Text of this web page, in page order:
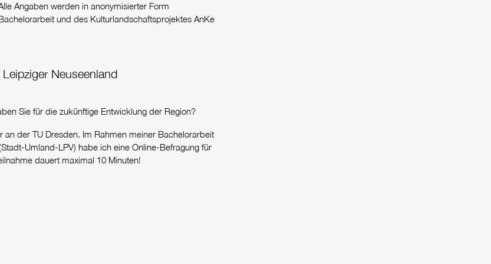
Angaben werden in anonymisierter Form
und des Kulturlandschaftsprojektes AnKe
Neuseenland
Sie für die zukünftige Entwicklung der Region?
der TU Dresden. Im Rahmen meiner Bachelorarbeit
Umland-LPV) habe ich eine Online-Befragung für
dauert maximal 10 Minuten!